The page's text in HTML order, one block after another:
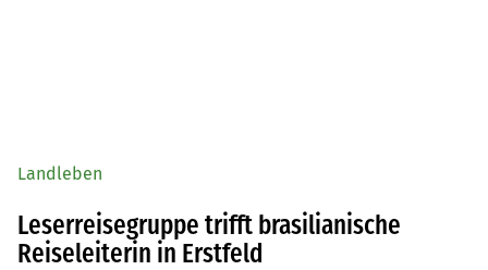
Landleben
Leserreisegruppe trifft brasilianische
Reiseleiterin in Erstfeld